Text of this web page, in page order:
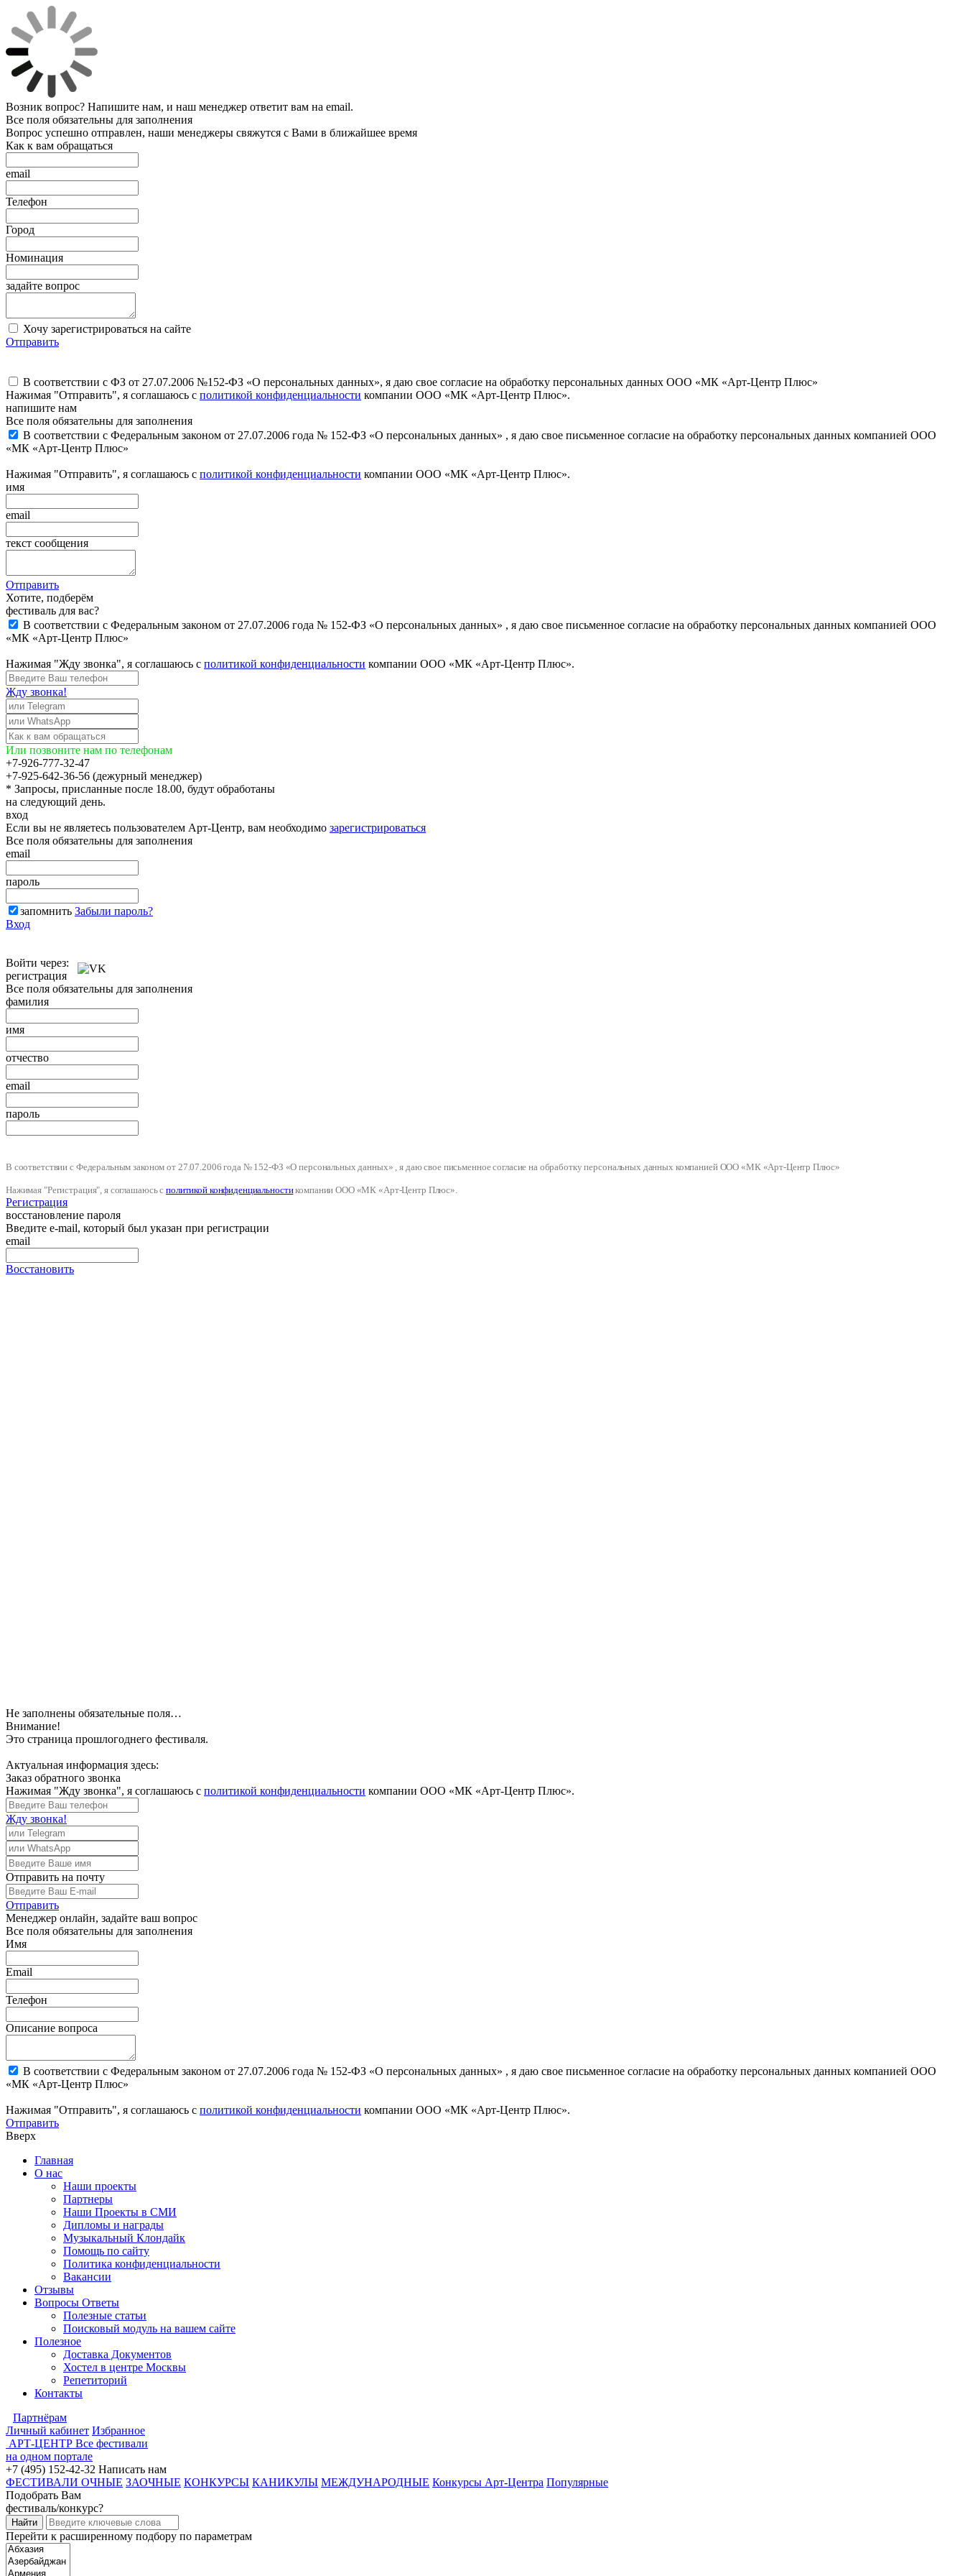
Возник вопрос? Напишите нам, и наш менеджер ответит вам на email.
Все поля обязательны для заполнения
Вопрос успешно отправлен, наши менеджеры свяжутся с Вами в ближайшее время
Как к вам обращаться
email
Телефон
Город
Номинация
задайте вопрос
Хочу зарегистрироваться на сайте
Отправить
В соответствии с ФЗ от 27.07.2006 №152-ФЗ «О персональных данных», я даю свое согласие на обработку персональных данных ООО «МК «Арт-Центр Плюс»
Нажимая "Отправить", я соглашаюсь с политикой конфиденциальности компании ООО «МК «Арт-Центр Плюс».
напишите нам
Все поля обязательны для заполнения
В соответствии с Федеральным законом от 27.07.2006 года № 152-ФЗ «О персональных данных» , я даю свое письменное согласие на обработку персональных данных компанией ООО
«МК «Арт-Центр Плюс»
Нажимая "Отправить", я соглашаюсь с политикой конфиденциальности компании ООО «МК «Арт-Центр Плюс».
имя
email
текст сообщения
Отправить
Хотите, подберём
фестиваль для вас?
В соответствии с Федеральным законом от 27.07.2006 года № 152-ФЗ «О персональных данных» , я даю свое письменное согласие на обработку персональных данных компанией ООО
«МК «Арт-Центр Плюс»
Нажимая "Жду звонка", я соглашаюсь с политикой конфиденциальности компании ООО «МК «Арт-Центр Плюс».
Жду звонка!
Или позвоните нам по телефонам
+7-926-777-32-47
+7-925-642-36-56 (дежурный менеджер)
* Запросы, присланные после 18.00, будут обработаны
на следующий день.
вход
Если вы не являетесь пользователем Арт-Центр, вам необходимо зарегистрироваться
Все поля обязательны для заполнения
email
пароль
запомнить Забыли пароль?
Вход
Войти через:
регистрация
Все поля обязательны для заполнения
фамилия
имя
отчество
email
пароль
В соответствии с Федеральным законом от 27.07.2006 года № 152-ФЗ «О персональных данных» , я даю свое письменное согласие на обработку персональных данных компанией ООО «МК «Арт-Центр Плюс»
Нажимая "Регистрация", я соглашаюсь сполитикой конфиденциальностикомпании ООО «МК «Арт-Центр Плюс».
Регистрация
восстановление пароля
Введите e-mail, который был указан при регистрации
email
Восстановить
Не заполнены обязательные поля…
Внимание!
Это страница прошлогоднего фестиваля.
Актуальная информация здесь:
Заказ обратного звонка
Нажимая "Жду звонка", я соглашаюсь с политикой конфиденциальности компании ООО «МК «Арт-Центр Плюс».
Жду звонка!
Отправить на почту
Отправить
Менеджер онлайн, задайте ваш вопрос
Все поля обязательны для заполнения
Имя
Email
Телефон
Описание вопроса
В соответствии с Федеральным законом от 27.07.2006 года № 152-ФЗ «О персональных данных» , я даю свое письменное согласие на обработку персональных данных компанией ООО
«МК «Арт-Центр Плюс»
Нажимая "Отправить", я соглашаюсь с политикой конфиденциальности компании ООО «МК «Арт-Центр Плюс».
Отправить
Вверх
Главная
О нас
Наши проекты
Партнеры
Наши Проекты в СМИ
Дипломы и награды
Музыкальный Клондайк
Помощь по сайту
Политика конфиденциальности
Вакансии
Отзывы
Вопросы Ответы
Полезные статьи
Поисковый модуль на вашем сайте
Полезное
Доставка Документов
Хостел в центре Москвы
Репетиторий
Контакты
Партнёрам
Личный кабинет Избранное
АРТ-ЦЕНТР Все фестивали
на одном портале
+7 (495) 152-42-32 Написать нам
ФЕСТИВАЛИ ОЧНЫЕ ЗАОЧНЫЕ КОНКУРСЫ КАНИКУЛЫ МЕЖДУНАРОДНЫЕ Конкурсы Арт-Центра Популярные
Подобрать Вам
фестиваль/конкурс?
Перейти к расширенному подбору по параметрам